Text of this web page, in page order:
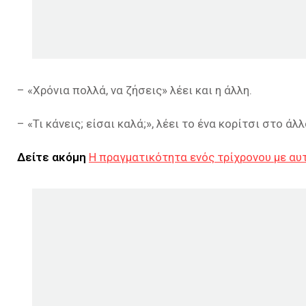
– «Χρόνια πολλά, να ζήσεις» λέει και η άλλη.
– «Τι κάνεις; είσαι καλά;», λέει το ένα κορίτσι στο
Δείτε ακόμη Η πραγματικότητα ενός τρίχρονου με